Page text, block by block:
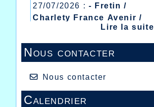
27/07/2026 : - Fretin /
Charlety France Avenir /
Heusden Zolder
20/07/2026 :- Courtrai /
Mont des Cats
Meeting Abeilles /
Régionaux /
Lire la suite
Nous contacter
Nous contacter
Calendrier